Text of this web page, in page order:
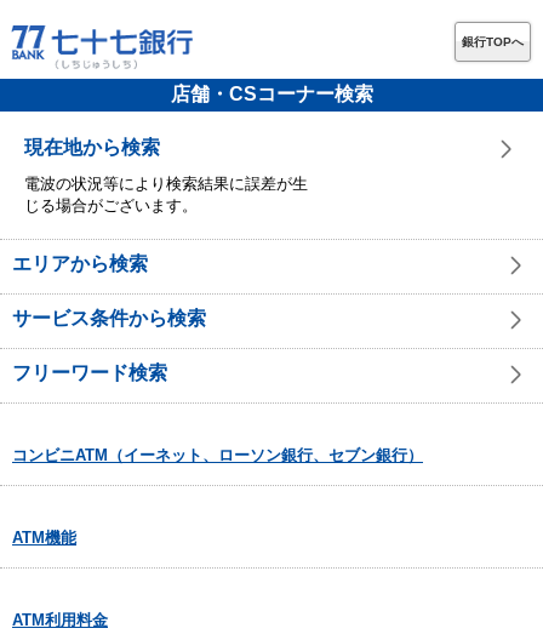
銀行TOPへ
店舗・CSコーナー検索
現在地から検索
電波の状況等により検索結果に誤差が生
じる場合がございます。
エリアから検索
サービス条件から検索
フリーワード検索
コンビニATM（イーネット、ローソン銀行、セブン銀行）
ATM機能
ATM利用料金